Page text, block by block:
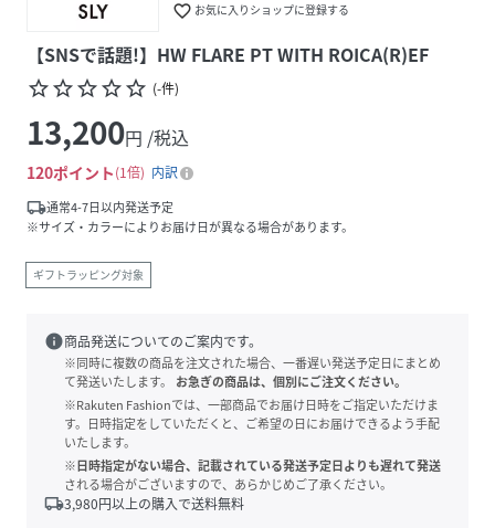
favorite_border お気に入りショップに登録する
【SNSで話題!】HW FLARE PT WITH ROICA(R)EF
star_borderstar_borderstar_borderstar_borderstar_border (-件)
13,200円 /税込
120ポイント 1倍
内訳
local_shipping通常4-7日以内発送予定
※サイズ・カラーによりお届け日が異なる場合があります。
ギフトラッピング対象
info商品発送についてのご案内です。
※同時に複数の商品を注文された場合、一番遅い発送予定日にまとめ
て発送いたします。
お急ぎの商品は、個別にご注文ください。
※Rakuten Fashionでは、一部商品でお届け日時をご指定いただけま
す。日時指定をしていただくと、ご希望の日にお届けできるよう手配
いたします。
※日時指定がない場合、記載されている発送予定日よりも遅れて発送
される場合がございますので、あらかじめご了承ください。
local_shipping3,980円以上の購入で送料無料